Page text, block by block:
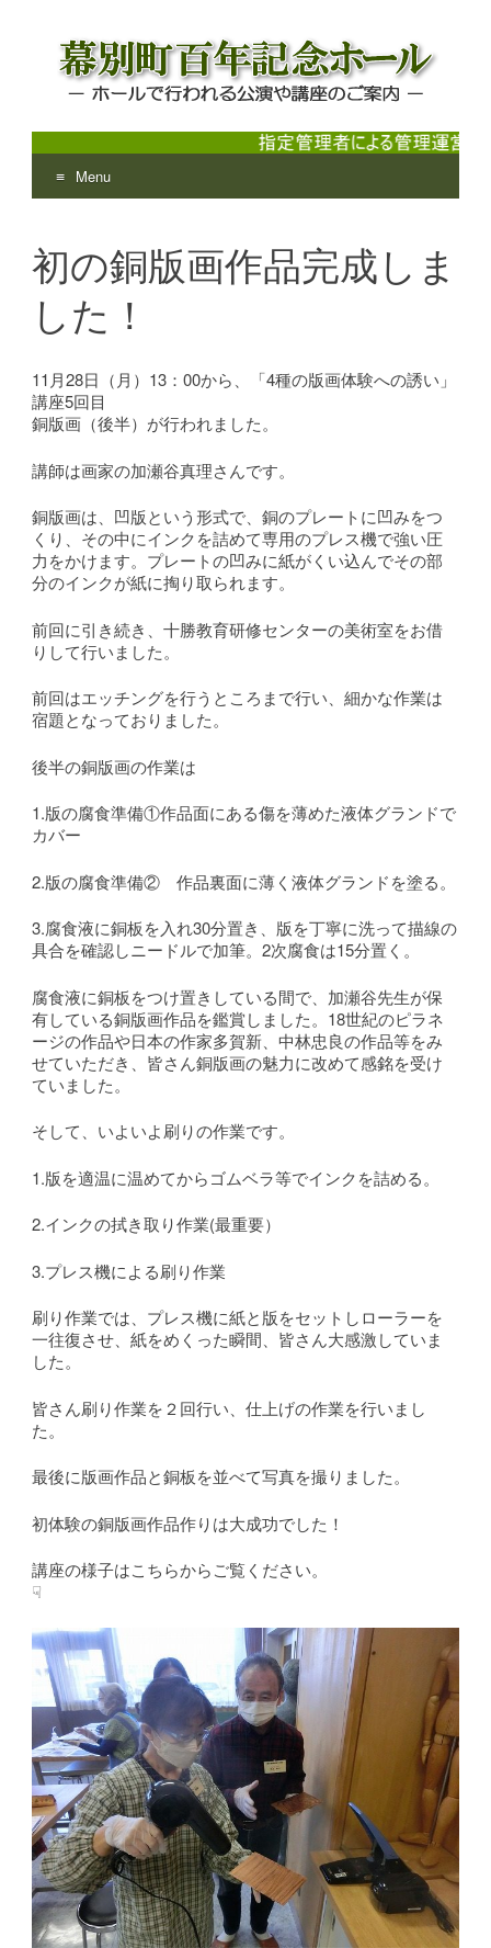
幕別町百年記念ホール
ホールで行われる公演や講座のご案内
Menu
content
初の銅版画作品完成しま
した！
11月28日（月）13：00から、「4種の版画体験への誘い」
講座5回目
銅版画（後半）が行われました。
講師は画家の加瀬谷真理さんです。
銅版画は、凹版という形式で、銅のプレートに凹みをつ
くり、その中にインクを詰めて専用のプレス機で強い圧
力をかけます。プレートの凹みに紙がくい込んでその部
分のインクが紙に掏り取られます。
前回に引き続き、十勝教育研修センターの美術室をお借
りして行いました。
前回はエッチングを行うところまで行い、細かな作業は
宿題となっておりました。
後半の銅版画の作業は
1.版の腐食準備①作品面にある傷を薄めた液体グランドで
カバー
2.版の腐食準備② 作品裏面に薄く液体グランドを塗る。
3.腐食液に銅板を入れ30分置き、版を丁寧に洗って描線の
具合を確認しニードルで加筆。2次腐食は15分置く。
腐食液に銅板をつけ置きしている間で、加瀬谷先生が保
有している銅版画作品を鑑賞しました。18世紀のピラネ
ージの作品や日本の作家多賀新、中林忠良の作品等をみ
せていただき、皆さん銅版画の魅力に改めて感銘を受け
ていました。
そして、いよいよ刷りの作業です。
1.版を適温に温めてからゴムベラ等でインクを詰める。
2.インクの拭き取り作業(最重要）
3.プレス機による刷り作業
刷り作業では、プレス機に紙と版をセットしローラーを
一往復させ、紙をめくった瞬間、皆さん大感激していま
した。
皆さん刷り作業を２回行い、仕上げの作業を行いまし
た。
最後に版画作品と銅板を並べて写真を撮りました。
初体験の銅版画作品作りは大成功でした！
講座の様子はこちらからご覧ください。
☟